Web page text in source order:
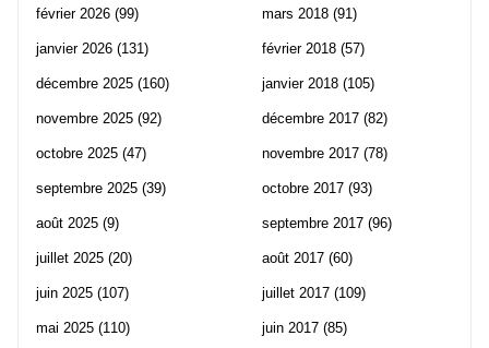
février 2026 (99)
janvier 2026 (131)
décembre 2025 (160)
novembre 2025 (92)
octobre 2025 (47)
septembre 2025 (39)
août 2025 (9)
juillet 2025 (20)
juin 2025 (107)
mai 2025 (110)
mars 2018 (91)
février 2018 (57)
janvier 2018 (105)
décembre 2017 (82)
novembre 2017 (78)
octobre 2017 (93)
septembre 2017 (96)
août 2017 (60)
juillet 2017 (109)
juin 2017 (85)